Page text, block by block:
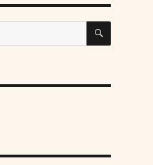
SEARCH